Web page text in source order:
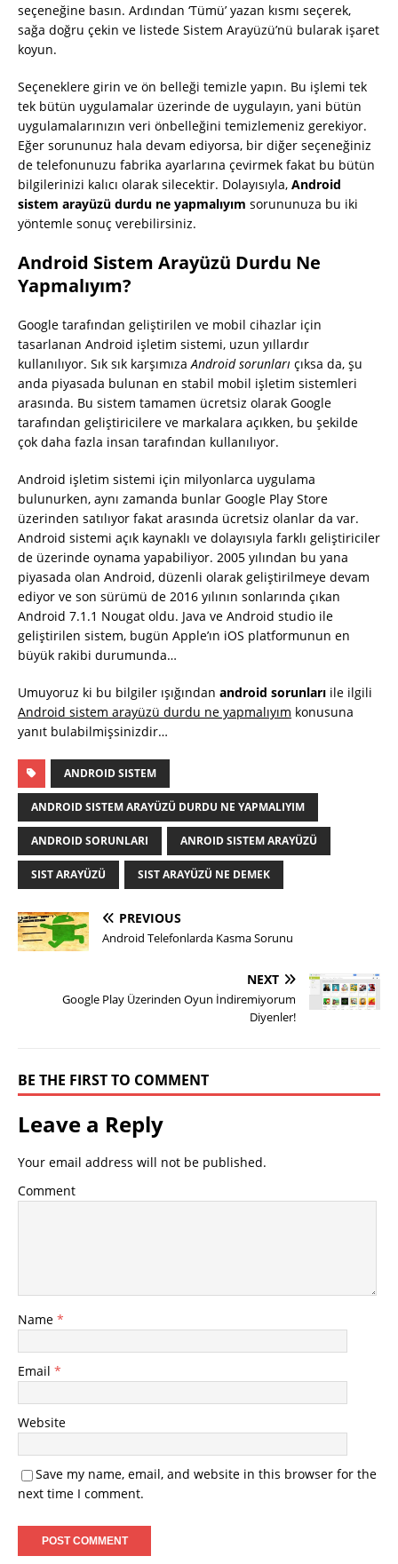
seçeneğine basın. Ardından ‘Tümü’ yazan kısmı seçerek,
sağa doğru çekin ve listede Sistem Arayüzü’nü bularak işaret
koyun.
Seçeneklere girin ve ön belleği temizle yapın. Bu işlemi tek
tek bütün uygulamalar üzerinde de uygulayın, yani bütün
uygulamalarınızın veri önbelleğini temizlemeniz gerekiyor.
Eğer sorununuz hala devam ediyorsa, bir diğer seçeneğiniz
de telefonunuzu fabrika ayarlarına çevirmek fakat bu bütün
bilgilerinizi kalıcı olarak silecektir. Dolayısıyla, Android
sistem arayüzü durdu ne yapmalıyım sorununuza bu iki
yöntemle sonuç verebilirsiniz.
Android Sistem Arayüzü Durdu Ne
Yapmalıyım?
Google tarafından geliştirilen ve mobil cihazlar için
tasarlanan Android işletim sistemi, uzun yıllardır
kullanılıyor. Sık sık karşımıza Android sorunları çıksa da, şu
anda piyasada bulunan en stabil mobil işletim sistemleri
arasında. Bu sistem tamamen ücretsiz olarak Google
tarafından geliştiricilere ve markalara açıkken, bu şekilde
çok daha fazla insan tarafından kullanılıyor.
Android işletim sistemi için milyonlarca uygulama
bulunurken, aynı zamanda bunlar Google Play Store
üzerinden satılıyor fakat arasında ücretsiz olanlar da var.
Android sistemi açık kaynaklı ve dolayısıyla farklı geliştiriciler
de üzerinde oynama yapabiliyor. 2005 yılından bu yana
piyasada olan Android, düzenli olarak geliştirilmeye devam
ediyor ve son sürümü de 2016 yılının sonlarında çıkan
Android 7.1.1 Nougat oldu. Java ve Android studio ile
geliştirilen sistem, bugün Apple’ın iOS platformunun en
büyük rakibi durumunda…
Umuyoruz ki bu bilgiler ışığından android sorunları ile ilgili
Android sistem arayüzü durdu ne yapmalıyım konusuna
yanıt bulabilmişsinizdir…
ANDROID SISTEM
ANDROID SISTEM ARAYÜZÜ DURDU NE YAPMALIYIM
ANDROID SORUNLARI ANROID SISTEM ARAYÜZÜ
SIST ARAYÜZÜ SIST ARAYÜZÜ NE DEMEK
PREVIOUS
Android Telefonlarda Kasma Sorunu
NEXT
Google Play Üzerinden Oyun İndiremiyorum
Diyenler!
BE THE FIRST TO COMMENT
Leave a Reply
Your email address will not be published.
Comment
Name *
Email *
Website
Save my name, email, and website in this browser for the
next time I comment.